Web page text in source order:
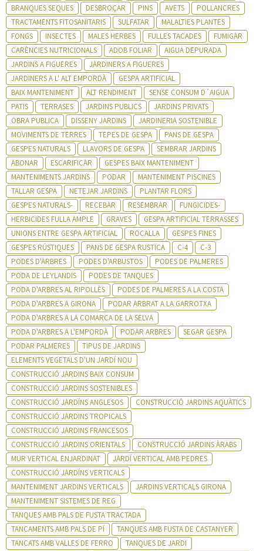
BRANQUES SEQUES
DESBROÇAR PINS AVETS
POLLANCRES
TRACTAMENTS FITOSANITARIS
SULFATAR
MALALTIES PLANTES
FONGS
INSECTES MALES HERBES FULLES TACADES
FUMIGAR
CARÈNCIES NUTRICIONALS
ADOB FOLIAR
AIGUA DEPURADA
JARDINS A FIGUERES
JARDINERS A FIGUERES
JARDINERS A L' ALT EMPORDÀ
GESPA ARTIFICIAL
BAIX MANTENIMENT
ALT RENDIMENT
SENSE CONSUM D´AIGUA
PATIS
TERRASES JARDINS PUBLICS
JARDINS PRIVATS
OBRA PUBLICA
DISSENY JARDINS
JARDINERIA SOSTENIBLE
MOVIMENTS DE TERRES
TEPES DE GESPA
PANS DE GESPA
GESPES NATURALS
LLAVORS DE GESPA
SEMBRAR JARDINS
ABONAR
ESCARIFICAR
GESPES BAIX MANTENIMENT
MANTENIMENTS JARDINS
PODAR
MANTENIMENT PISCINES
TALLAR GESPA
NETEJAR JARDINS
PLANTAR FLORS
GESPES NATURALS-
RECEBAR RESEMBRAR
FUNGICIDES-
HERBICIDES FULLA AMPLE
GRAVES
GESPA ARTIFICIAL TERRASSES
UNIONS ENTRE GESPA ARTIFICIAL
ROCALLA
GESPES FINES
GESPES RÚSTIQUES
PANS DE GESPA RUSTICA C-4
C-3
PODES D'ARBRES
PODES D'ARBUSTOS
PODES DE PALMERES
PODA DE LEYLANDIS
PODES DE TANQUES
PODA D'ARBRES AL RIPOLLÈS
PODES DE PALMERES A LA COSTA
PODA D'ARBRES A GIRONA
PODAR ARBRAT A LA GARROTXA
PODA D'ARBRES A LA COMARCA DE LA SELVA
PODA D'ARBRES A L'EMPORDÀ
PODAR ARBRES
SEGAR GESPA
PODAR PALMERES
TIPUS DE JARDINS
ELEMENTS VEGETALS D'UN JARDÍ NOU
CONSTRUCCIÓ JARDINS BAIX CONSUM
CONSTRUCCIÓ JARDINS SOSTENIBLES
CONSTRUCCIÓ JARDÍNS ANGLESOS
CONSTRUCCIÓ JARDINS AQUÀTICS
CONSTRUCCIÓ JARDINS TROPICALS
CONSTRUCCIÓ JARDINS FRANCESOS
CONSTRUCCIÓ JARDINS ORIENTALS
CONSTRUCCIÓ JARDINS ÀRABS
MUR VERTICAL ENJARDINAT
JARDÍ VERTICAL AMB PEDRES
CONSTRUCCIÓ JARDÍNS VERTICALS
MANTENIMENT JARDINS VERTICALS
JARDINS VERTICALS GIRONA
MANTENIMENT SISTEMES DE REG
TANQUES AMB PALS DE FUSTA TRACTADA
TANCAMENTS AMB PALS DE PÍ
TANQUES AMB FUSTA DE CASTANYER
TANCATS AMB VALLES DE FERRO
TANQUES DE JARDI